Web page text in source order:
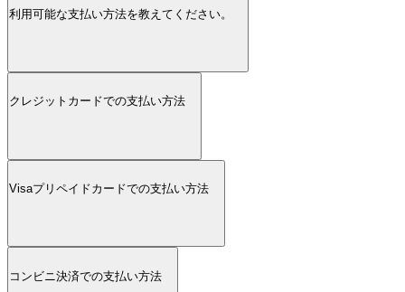
利用可能な支払い方法を教えてください。
クレジットカードでの支払い方法
Visaプリペイドカードでの支払い方法
コンビニ決済での支払い方法